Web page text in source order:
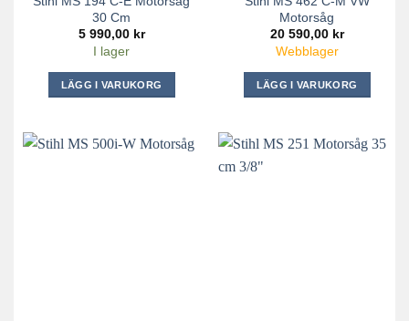
30 Cm
5 990,00 kr
I lager
LÄGG I VARUKORG
Motorsåg
20 590,00 kr
Webblager
LÄGG I VARUKORG